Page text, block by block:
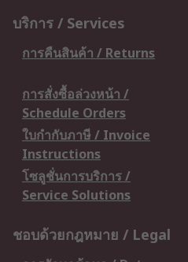
บริการ / Services
การคืนสินค้า / Returns
การสั่งซื้อล่วงหน้า /
Schedule Orders
ใบกำกับภาษี / Invoice
Instructions
โซลูชั่นการบริการ /
Service Solutions
ชอบด้วยกฎหมาย / Legal